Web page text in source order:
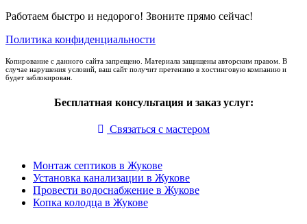
Работаем быстро и недорого! Звоните прямо сейчас!
Политика конфиденциальности
Копирование с данного сайта запрещено. Материала защищены авторским правом. В
случае нарушения условий, ваш сайт получит претензию в хостинговую компанию и
будет заблокирован.
Бесплатная консультация и заказ услуг:
Связаться с мастером
Монтаж септиков в Жукове
Установка канализации в Жукове
Провести водоснабжение в Жукове
Копка колодца в Жукове